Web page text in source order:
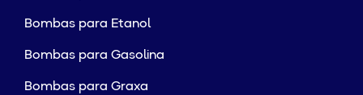
Bombas para Etanol
Bombas para Gasolina
Bombas para Graxa